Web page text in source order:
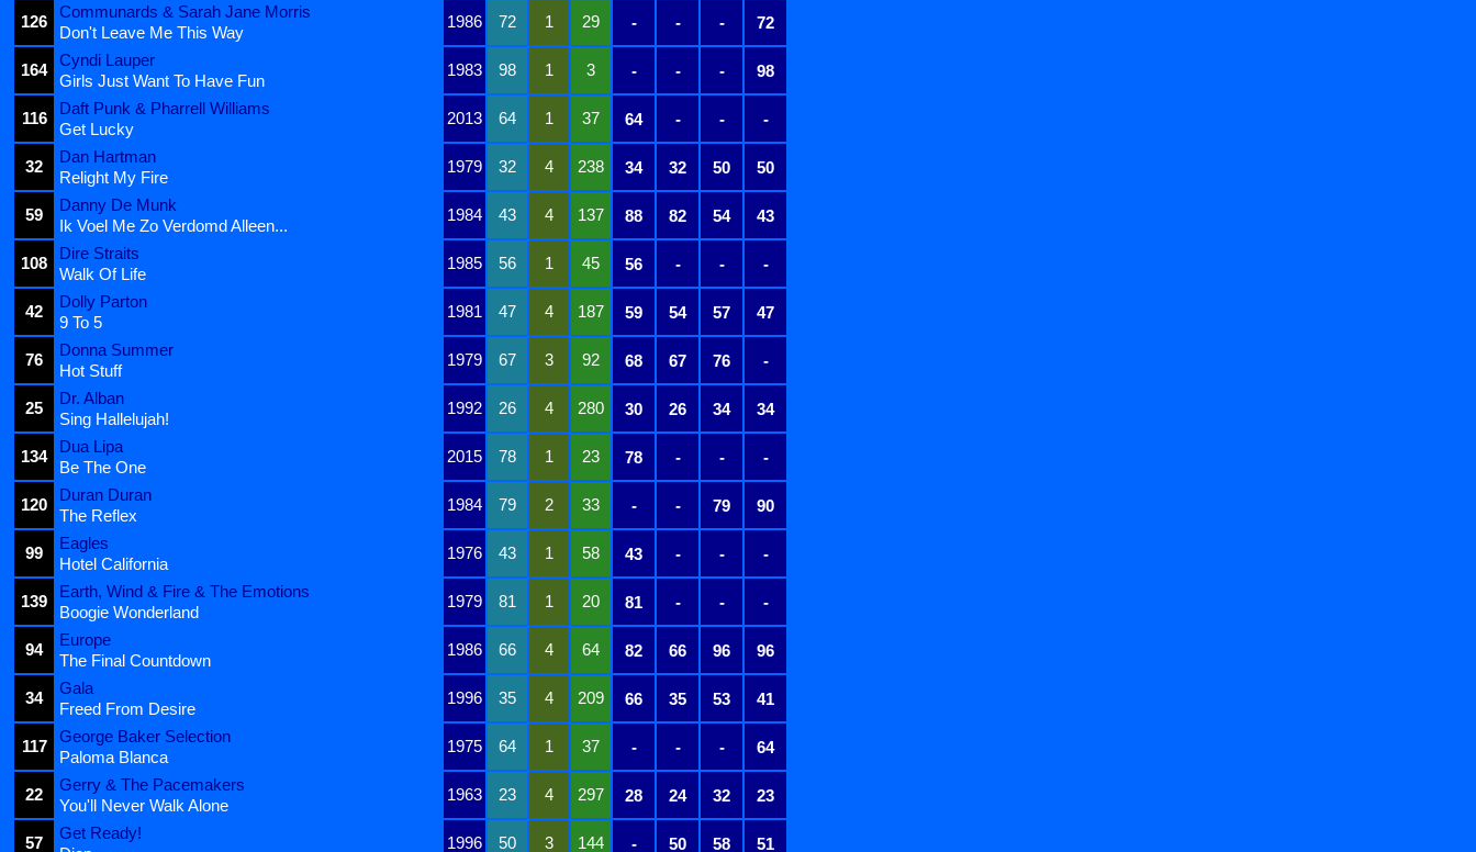
126
Communards & Sarah Jane Morris
1986 72 1 29 - - - 72
Don't Leave Me This Way
164
Cyndi Lauper
1983 98 1 3 - - - 98
Girls Just Want To Have Fun
116
Daft Punk & Pharrell Williams
2013 64 1 37 64 - - -
Get Lucky
32
Dan Hartman
1979 32 4 238 34 32 50 50
Relight My Fire
59
Danny De Munk
1984 43 4 137 88 82 54 43
Ik Voel Me Zo Verdomd Alleen...
108
Dire Straits
1985 56 1 45 56 - - -
Walk Of Life
42
Dolly Parton
1981 47 4 187 59 54 57 47
9 To 5
76
Donna Summer
1979 67 3 92 68 67 76 -
Hot Stuff
25
Dr. Alban
1992 26 4 280 30 26 34 34
Sing Hallelujah!
134
Dua Lipa
2015 78 1 23 78 - - -
Be The One
120
Duran Duran
1984 79 2 33 - - 79 90
The Reflex
99
Eagles
1976 43 1 58 43 - - -
Hotel California
139
Earth, Wind & Fire & The Emotions
1979 81 1 20 81 - - -
Boogie Wonderland
94
Europe
1986 66 4 64 82 66 96 96
The Final Countdown
34
Gala
1996 35 4 209 66 35 53 41
Freed From Desire
117
George Baker Selection
1975 64 1 37 - - - 64
Paloma Blanca
22
Gerry & The Pacemakers
1963 23 4 297 28 24 32 23
You'll Never Walk Alone
57
Get Ready!
1996 50 3 144 - 50 58 51